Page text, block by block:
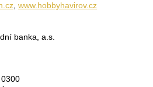
www.hobbyhavirov.cz
banka, a.s.